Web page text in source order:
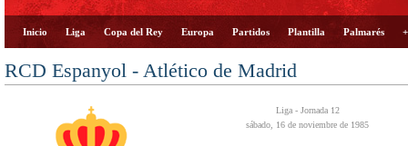
Inicio Liga Copa del Rey Europa Partidos Plantilla Palmarés
RCD Espanyol - Atlético de Madrid
Liga - Jornada 12
sábado, 16 de noviembre de 1985